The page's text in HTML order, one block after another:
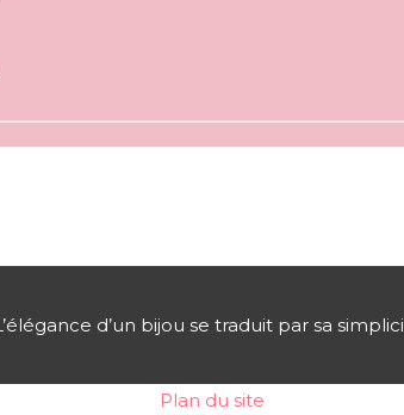
d’un bijou se traduit par sa
Plan du site